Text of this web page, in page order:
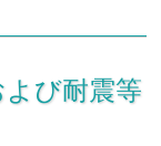
び耐震等